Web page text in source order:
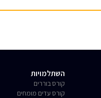
השתלמויות
קורס בוררים
קורס עדים מומחים